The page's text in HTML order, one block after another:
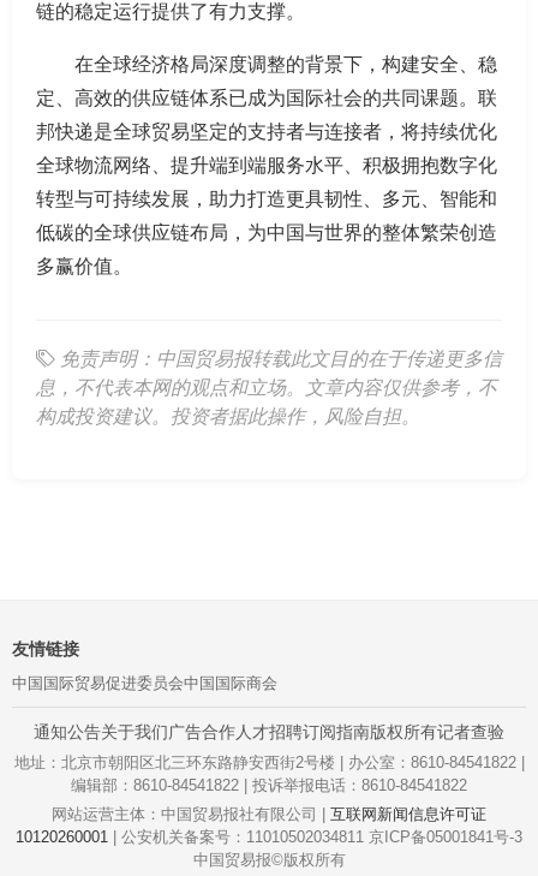
链的稳定运行提供了有力支撑。
在全球经济格局深度调整的背景下，构建安全、稳
定、高效的供应链体系已成为国际社会的共同课题。联
邦快递是全球贸易坚定的支持者与连接者，将持续优化
全球物流网络、提升端到端服务水平、积极拥抱数字化
转型与可持续发展，助力打造更具韧性、多元、智能和
低碳的全球供应链布局，为中国与世界的整体繁荣创造
多赢价值。
免责声明：中国贸易报转载此文目的在于传递更多信
息，不代表本网的观点和立场。文章内容仅供参考，不
构成投资建议。投资者据此操作，风险自担。
友情链接
中国国际贸易促进委员会中国国际商会
通知公告关于我们广告合作人才招聘订阅指南版权所有记者查验
地址：北京市朝阳区北三环东路静安西街2号楼 | 办公室：8610-84541822 |
编辑部：8610-84541822 | 投诉举报电话：8610-84541822
网站运营主体：中国贸易报社有限公司 | 互联网新闻信息许可证
10120260001
| 公安机关备案号：11010502034811 京ICP备05001841号-3
中国贸易报©版权所有